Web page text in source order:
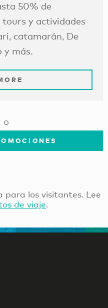
50% de
y actividades
catamarán, De
y más.
para los visitantes. Lee
de viaje.